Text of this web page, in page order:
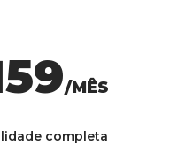
/MÊS
completa